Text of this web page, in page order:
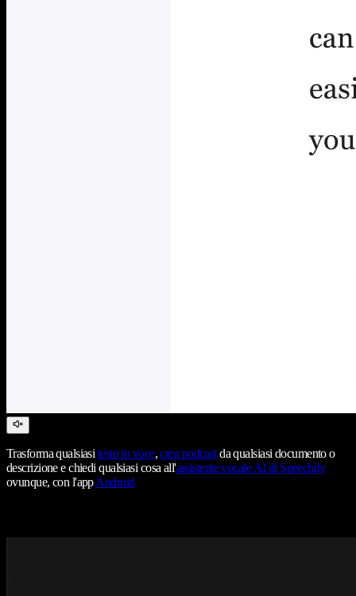
Trasforma qualsiasitesto in voce,crea podcastda qualsiasi documento o
descrizione e chiedi qualsiasi cosa all'assistente vocale AI di Speechify
ovunque, con l'appAndroid